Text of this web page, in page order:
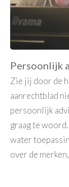
Persoonlijk
Zie jij door de
aanrechtblad
persoonlijk
graag te
water
over de